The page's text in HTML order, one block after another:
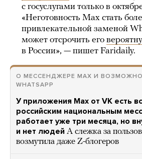
с госуслугами только в
«Неготовность Max стать
привлекательной заменой
может отсрочить его
в России», — пишет Faridaily.
О МЕССЕНДЖЕРЕ МАХ И
WHATSAPP
У приложения Max от VK есть
российским национальным
работает уже три месяца, но
и нет людей А слежка за
возмутила даже Z-блогеров